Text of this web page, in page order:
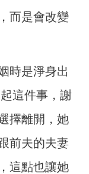
而是會改變
時是淨身出
這件事，謝
擇離開，她
前夫的夫妻
這點也讓她